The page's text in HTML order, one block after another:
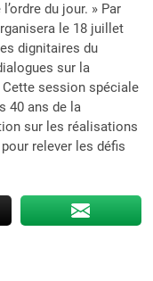
du jour. » Par
le 18 juillet
dignitaires du
sur la
session spéciale
40 ans de la
sur les réalisations
relever les défis